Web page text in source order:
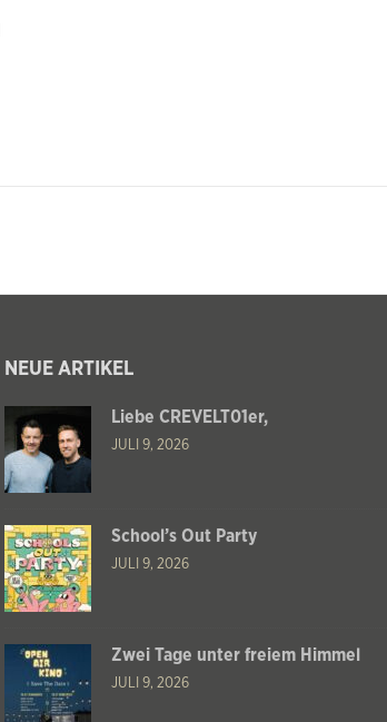
NEUE ARTIKEL
Liebe CREVELT01er,
JULI 9, 2026
School’s Out Party
JULI 9, 2026
Zwei Tage unter freiem Himmel
JULI 9, 2026